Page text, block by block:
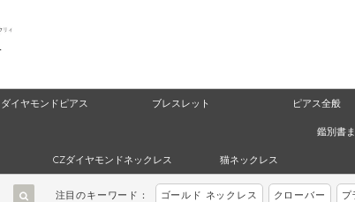
ダイヤモンドピアス ブレスレット ピアス全般
CZダイヤモンドネックレス 猫ネックレス
鑑別書
注目のキーワード： ゴールド ネックレス クローバー プ